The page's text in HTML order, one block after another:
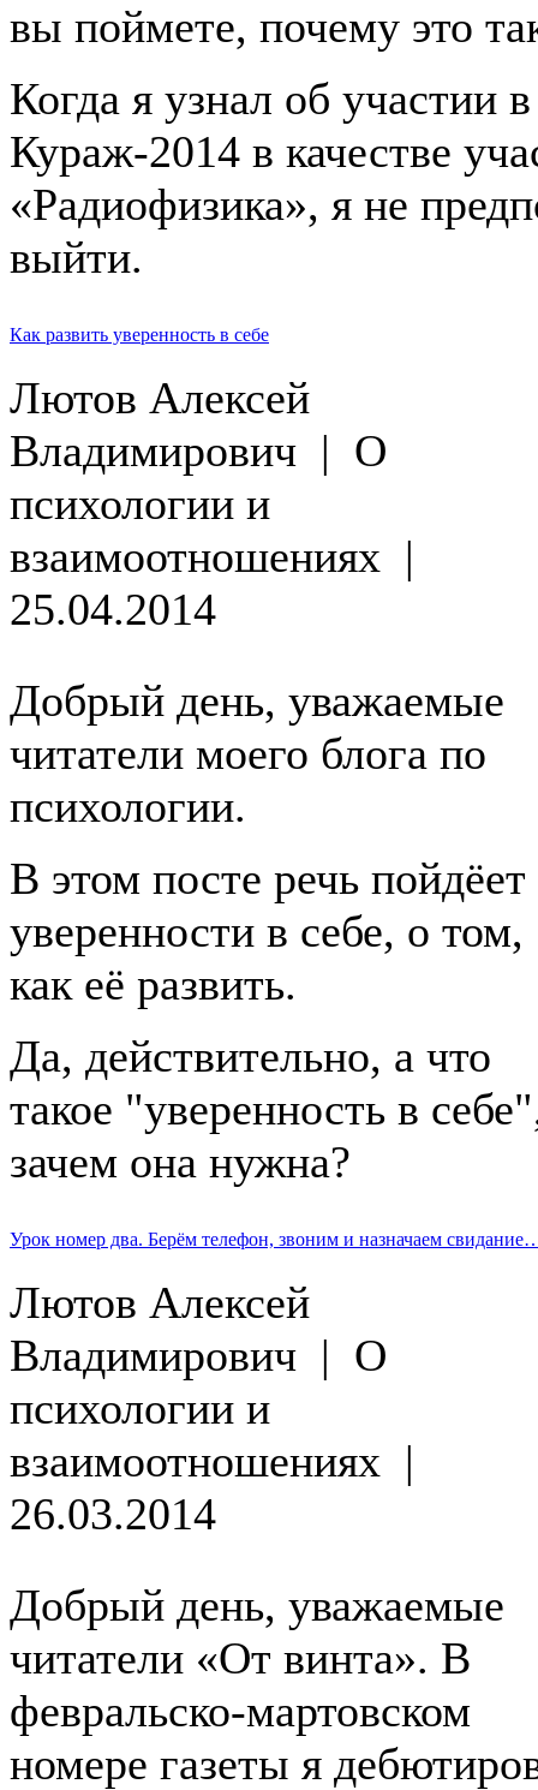
вы поймете, почему это
Когда я узнал об участии
Кураж-2014 в качестве
«Радиофизика», я не
выйти.
Как развить уверенность в себе
Лютов Алексей
Владимирович | О
психологии и
взаимоотношениях |
25.04.2014
Добрый день, уважаемые
читатели моего блога по
психологии.
В этом посте речь пойдёет
уверенности в себе, о том,
как её развить.
Да, действительно, а что
такое "уверенность в
зачем она нужна?
Урок номер два. Берём телефон, звоним и назначаем
Лютов Алексей
Владимирович | О
психологии и
взаимоотношениях |
26.03.2014
Добрый день, уважаемые
читатели «От винта». В
февральско-мартовском
номере газеты я